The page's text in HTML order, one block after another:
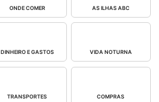
ONDE COMER AS ILHAS ABC
DINHEIRO E GASTOS VIDA NOTURNA
TRANSPORTES COMPRAS